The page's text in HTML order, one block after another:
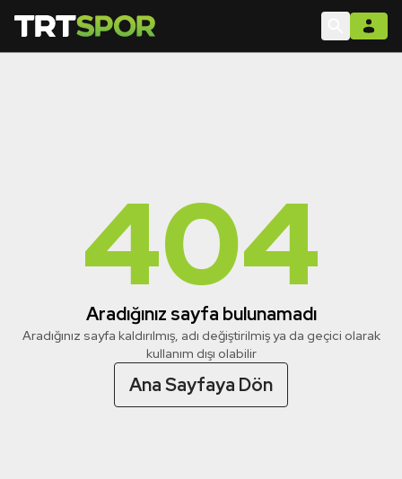
404
Aradığınız sayfa bulunamadı
Aradığınız sayfa kaldırılmış, adı değiştirilmiş ya da geçici olarak
kullanım dışı olabilir
Ana Sayfaya Dön